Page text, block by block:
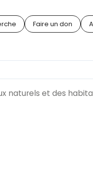
Faire un don
naturels et des